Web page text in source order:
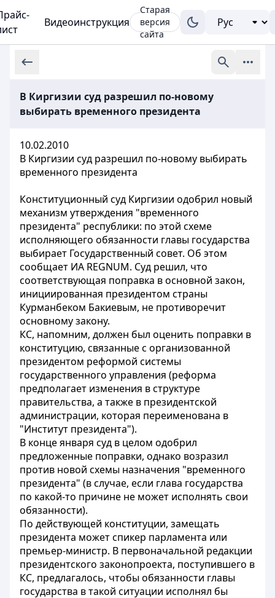
Видеоинструкция
Старая
версия
сайта
В Киргизии суд разрешил по-новому
выбирать временного президента
10.02.2010
В Киргизии суд разрешил по-новому выбирать
временного президента
Конституционный суд Киргизии одобрил новый
механизм утверждения "временного
президента" республики: по этой схеме
исполняющего обязанности главы государства
выбирает Государственный совет. Об этом
сообщает ИА REGNUM. Суд решил, что
соответствующая поправка в основной закон,
инициированная президентом страны
Курманбеком Бакиевым, не противоречит
основному закону.
КС, напомним, должен был оценить поправки в
конституцию, связанные с организованной
президентом реформой системы
государственного управления (реформа
предполагает изменения в структуре
правительства, а также в президентской
администрации, которая переименована в
"Институт президента").
В конце января суд в целом одобрил
предложенные поправки, однако возразил
против новой схемы назначения "временного
президента" (в случае, если глава государства
по какой-то причине не может исполнять свои
обязанности).
По действующей конституции, замещать
президента может спикер парламента или
премьер-министр. В первоначальной редакции
президентского законопроекта, поступившего в
КС, предлагалось, чтобы обязанности главы
государства в такой ситуации исполнял бы